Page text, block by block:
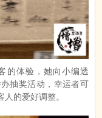
的体验，她向小编透
抽奖活动，幸运者可
的爱好调整。